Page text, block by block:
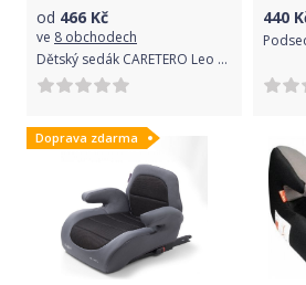
od 466 Kč
ve 8 obchodech
Dětský sedák CARETERO Leo grey
440
Doprava zdarma